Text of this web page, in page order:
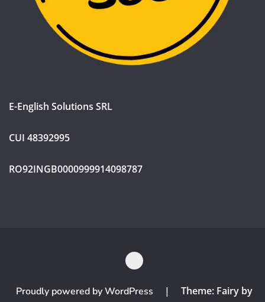
E-English Solutions SRL
CUI 48392995
RO92INGB0000999914098787
Proudly powered by WordPress |
Theme: Fairy by